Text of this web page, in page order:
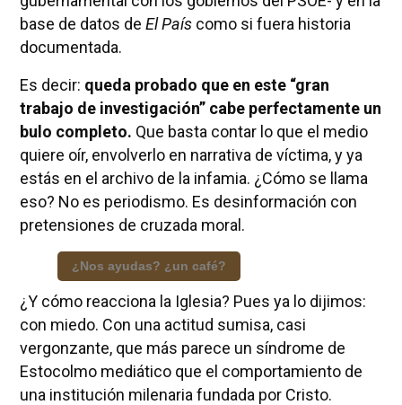
base de datos de El Paíscomo si fuera historia
documentada.
Es decir: queda probado que en este “gran
trabajo de investigación” cabe perfectamente un
bulo completo. Que basta contar lo que el medio
quiere oír, envolverlo en narrativa de víctima, y ya
estás en el archivo de la infamia. ¿Cómo se llama
eso? No es periodismo. Es desinformación con
pretensiones de cruzada moral.
¿Nos ayudas? ¿un café?
¿Y cómo reacciona la Iglesia? Pues ya lo dijimos:
con miedo. Con una actitud sumisa, casi
vergonzante, que más parece un síndrome de
Estocolmo mediático que el comportamiento de
una institución milenaria fundada por Cristo.